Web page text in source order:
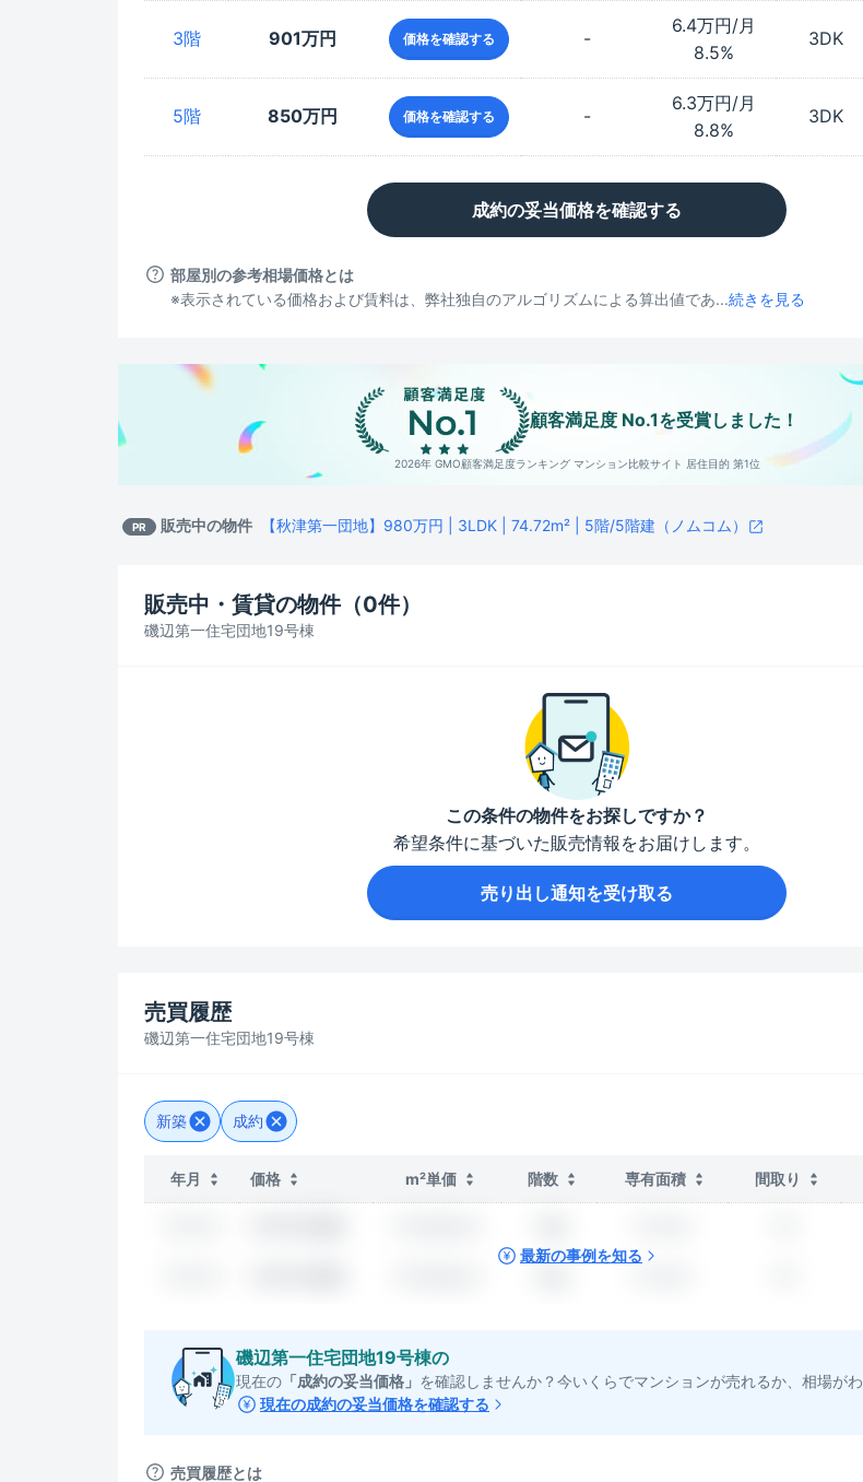
3階 901万円 価格を確認する -
6.4万円/月
8.5%
3DK
5階 850万円 価格を確認する -
6.3万円/月
8.8%
3DK
成約の妥当価格を確認する
部屋別の参考相場価格とは
※表示されている価格および賃料は、弊社独自のアルゴリズムによる算出値であ...続きを見る
顧客満足度 No.1を受賞しました！
2026年 GMO顧客満足度ランキング マンション比較サイト 居住目的 第1位
PR 販売中の物件 【秋津第一団地】980万円 | 3LDK | 74.72m² | 5階/5階建（ノムコム）
磯辺第一住宅団地19号棟
販売中・賃貸の物件（0件）
この条件の物件をお探しですか？
希望条件に基づいた販売情報をお届けします。
売り出し通知を受け取る
磯辺第一住宅団地19号棟
売買履歴
新築 成約
最新の事例を知る
年月 価格 m²単価 階数 専有面積 間取り
磯辺第一住宅団地19号棟の
現在の 「成約の妥当価格」 を確認しませんか？今いくらでマンションが売れるか、相場がわ
現在の成約の妥当価格を確認する
売買履歴とは